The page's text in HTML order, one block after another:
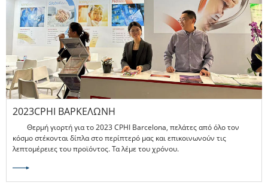
2023CPHI ΒΑΡΚΕΛΏΝΗ
Θερμή γιορτή για το 2023 CPHI Barcelona, ​​πελάτες από όλο τον
κόσμο στέκονται δίπλα στο περίπτερό μας και επικοινωνούν τις
λεπτομέρειες του προϊόντος. Τα λέμε του χρόνου.